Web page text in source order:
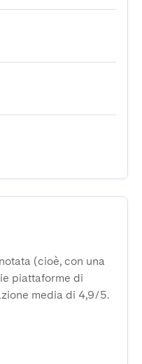
(cioè, con una
piattaforme di
media di 4,9/5.